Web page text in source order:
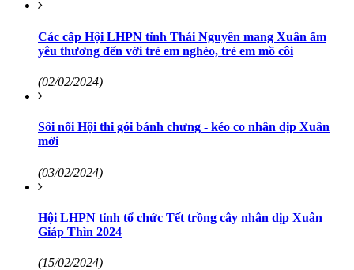
Các cấp Hội LHPN tỉnh Thái Nguyên mang Xuân ấm
yêu thương đến với trẻ em nghèo, trẻ em mồ côi
(02/02/2024)
Sôi nổi Hội thi gói bánh chưng - kéo co nhân dịp Xuân
mới
(03/02/2024)
Hội LHPN tỉnh tổ chức Tết trồng cây nhân dịp Xuân
Giáp Thìn 2024
(15/02/2024)